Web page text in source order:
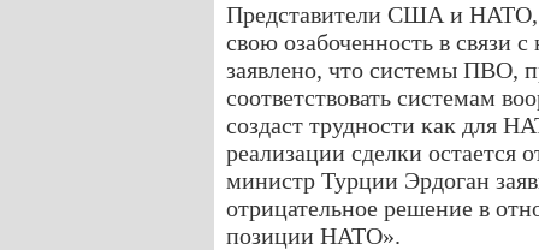
Представители США и НАТО,
свою озабоченность в связи
заявлено, что системы ПВО,
соответствовать системам
создаст трудности как для
реализации сделки
министр Турции Эрдоган
отрицательное решение в
позиции НАТО».